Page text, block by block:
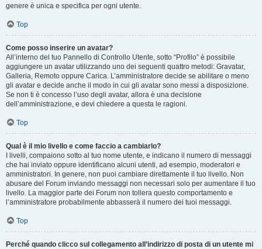
genere è unica e specifica per ogni utente.
Top
Come posso inserire un avatar?
All’interno del tuo Pannello di Controllo Utente, sotto “Profilo” è possibile
aggiungere un avatar utilizzando uno dei seguenti quattro metodi: Gravatar,
Galleria, Remoto oppure Carica. L’amministratore decide se abilitare o meno
gli avatar e decide anche il modo in cui gli avatar sono messi a disposizione.
Se non ti è concesso l’uso degli avatar, allora è una decisione
dell’amministrazione, e devi chiedere a questa le ragioni.
Top
Qual è il mio livello e come faccio a cambiarlo?
I livelli, compaiono sotto al tuo nome utente, e indicano il numero di messaggi
che hai inviato oppure identificano alcuni utenti, ad esempio, moderatori e
amministratori. In genere, non puoi cambiare direttamente il tuo livello. Non
abusare del Forum inviando messaggi non necessari solo per aumentare il tuo
livello. La maggior parte dei Forum non tollera questo comportamento e
l’amministratore probabilmente abbasserà il numero dei tuoi messaggi.
Top
Perché quando clicco sul collegamento all’indirizzo di posta di un utente mi